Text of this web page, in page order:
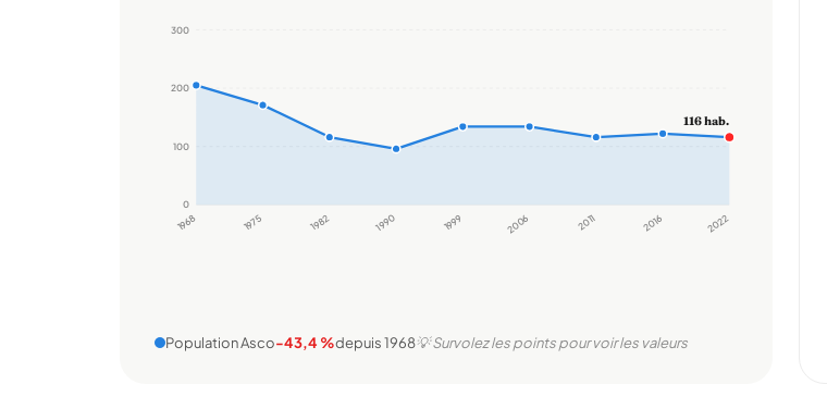
0
100
200
300
1968 1975 1982 1990 1999 2006 2011 2016 2022
116 hab.
Population Asco-43,4 %depuis 1968💡 Survolez les points pour voir les valeurs